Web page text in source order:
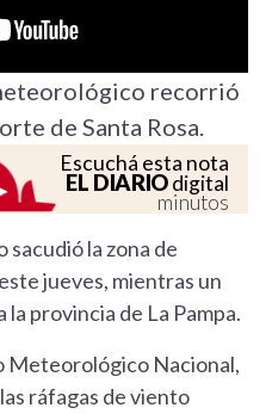
recorrió
de Santa Rosa.
Escuchá esta nota
EL DIARIOdigital
minutos
la zona de
jueves, mientras un
provincia de La Pampa.
Meteorológico Nacional,
ráfagas de viento